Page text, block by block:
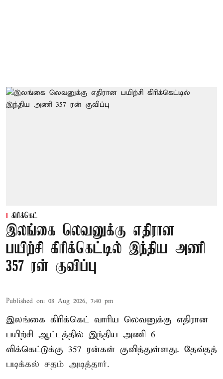
கிரிக்கெட்
இலங்கை லெவனுக்கு எதிரான
பயிற்சி கிரிக்கெட்டில் இந்திய அணி
357 ரன் குவிப்பு
Published on: 08 Aug 2026, 7:40 pm
இலங்கை கிரிக்கெட் வாரிய லெவனுக்கு எதிரான
பயிற்சி ஆட்டத்தில் இந்திய அணி 6
விக்கெட்டுக்கு 357 ரன்கள் குவித்துள்ளது. தேவ்தத்
படிக்கல் சதம் அடித்தார்.